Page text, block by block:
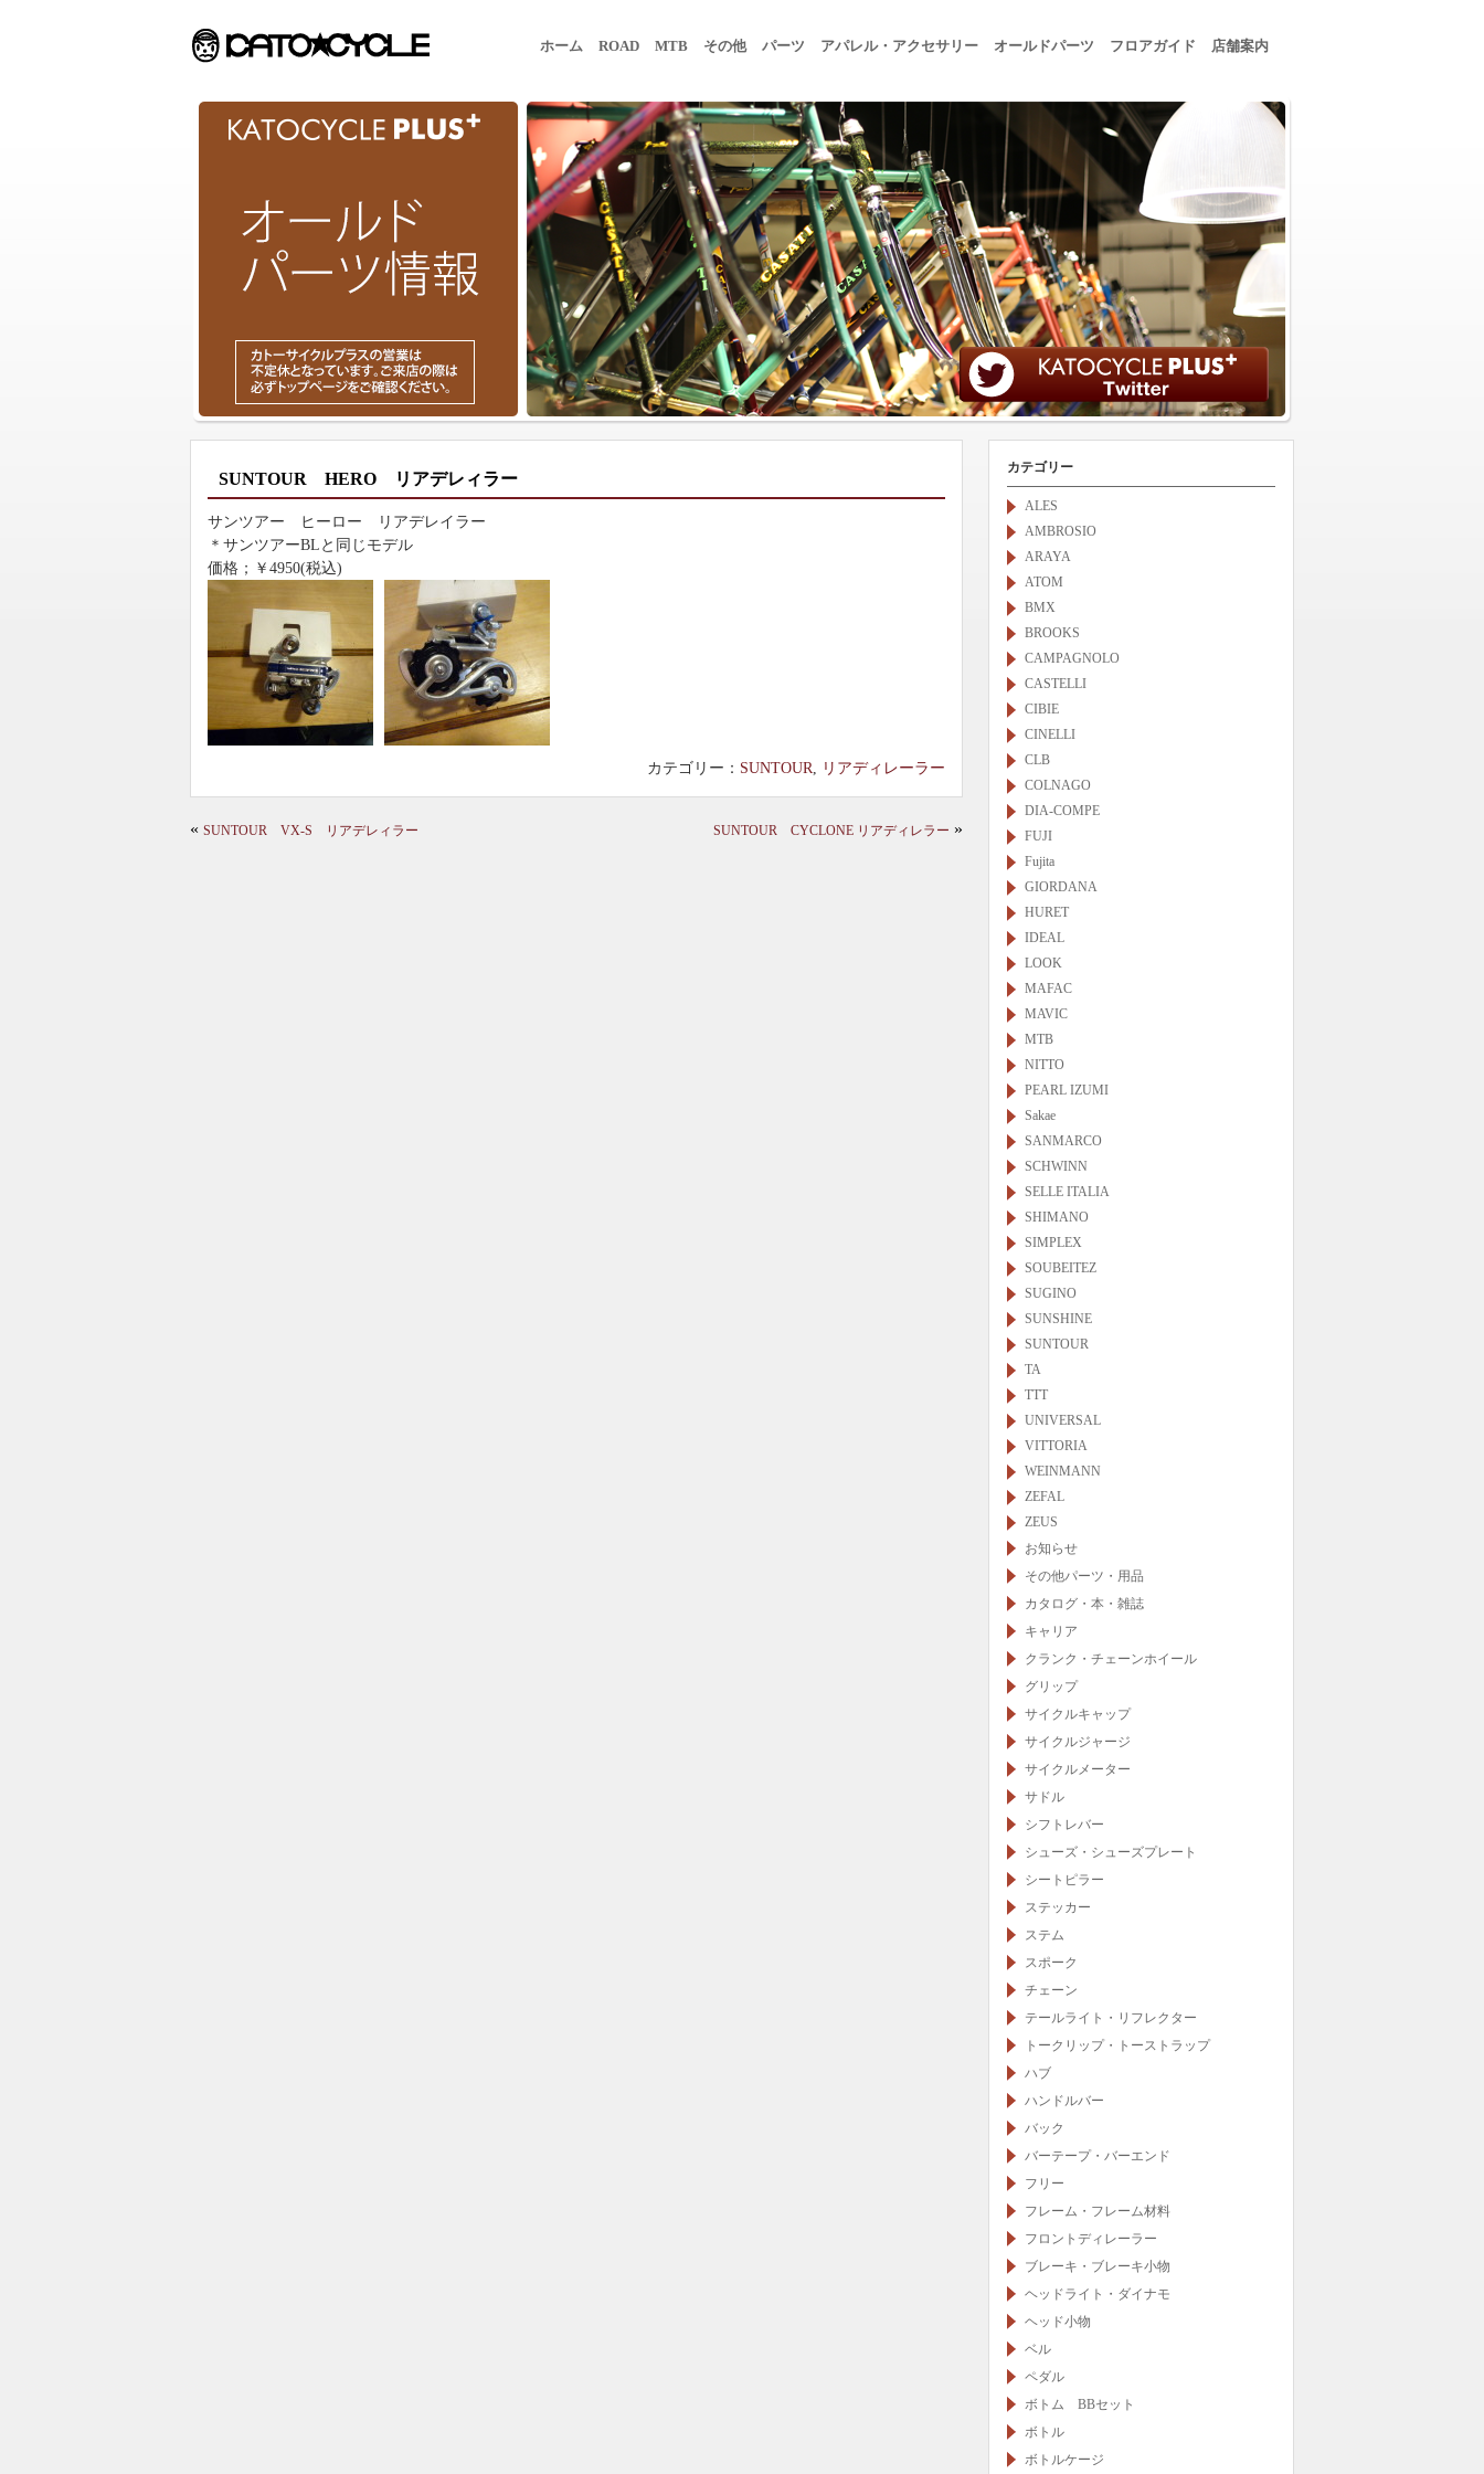
ホーム ROAD MTB その他 パーツ アパレル・アクセサリー オールドパーツ フロアガイド 店舗案内
SUNTOUR HERO リアデレィラー
サンツアー ヒーロー リアデレイラー
＊サンツアーBLと同じモデル
価格；￥4950(税込)
カテゴリー： SUNTOUR, リアディレーラー
« SUNTOUR VX-S リアデレィラー SUNTOUR CYCLONE リアディレラー »
カテゴリー
ALES
AMBROSIO
ARAYA
ATOM
BMX
BROOKS
CAMPAGNOLO
CASTELLI
CIBIE
CINELLI
CLB
COLNAGO
DIA-COMPE
FUJI
Fujita
GIORDANA
HURET
IDEAL
LOOK
MAFAC
MAVIC
MTB
NITTO
PEARL IZUMI
Sakae
SANMARCO
SCHWINN
SELLE ITALIA
SHIMANO
SIMPLEX
SOUBEITEZ
SUGINO
SUNSHINE
SUNTOUR
TA
TTT
UNIVERSAL
VITTORIA
WEINMANN
ZEFAL
ZEUS
お知らせ
その他パーツ・用品
カタログ・本・雑誌
キャリア
クランク・チェーンホイール
グリップ
サイクルキャップ
サイクルジャージ
サイクルメーター
サドル
シフトレバー
シューズ・シューズプレート
シートピラー
ステッカー
ステム
スポーク
チェーン
テールライト・リフレクター
トークリップ・トーストラップ
ハブ
ハンドルバー
バック
バーテープ・バーエンド
フリー
フレーム・フレーム材料
フロントディレーラー
ブレーキ・ブレーキ小物
ヘッドライト・ダイナモ
ヘッド小物
ベル
ペダル
ボトム BBセット
ボトル
ボトルケージ